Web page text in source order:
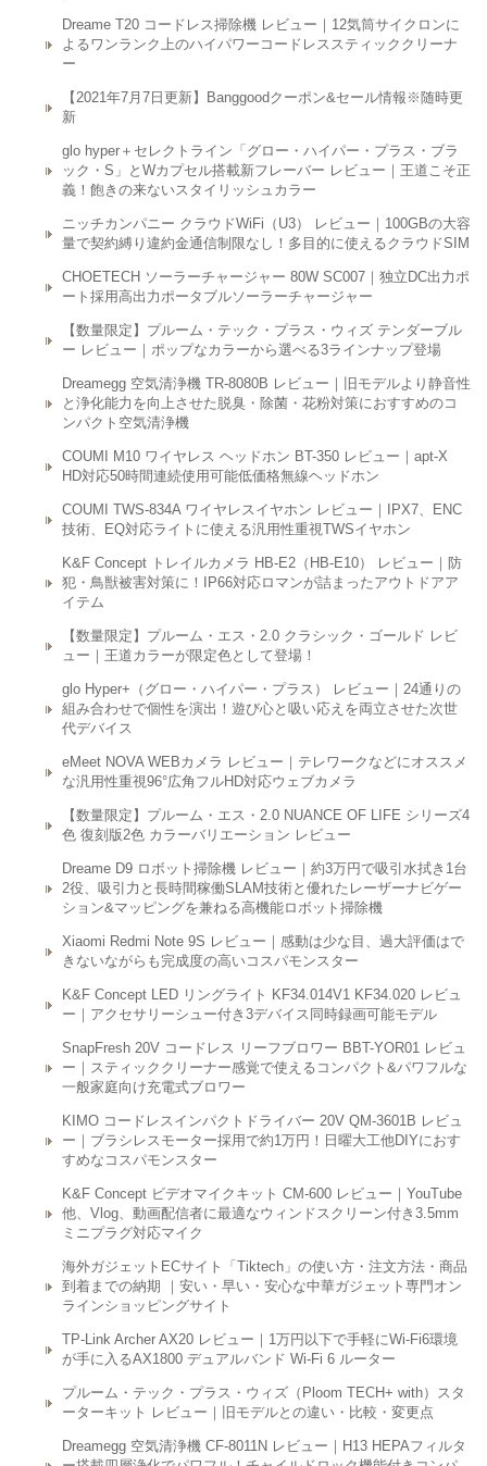
Dreame T20 コードレス掃除機 レビュー｜12気筒サイクロンに
よるワンランク上のハイパワーコードレススティッククリーナ
ー
【2021年7月7日更新】Banggoodクーポン&セール情報※随時更
新
glo hyper＋セレクトライン「グロー・ハイパー・プラス・ブラ
ック・S」とWカプセル搭載新フレーバー レビュー｜王道こそ正
義！飽きの来ないスタイリッシュカラー
ニッチカンパニー クラウドWiFi（U3） レビュー｜100GBの大容
量で契約縛り違約金通信制限なし！多目的に使えるクラウドSIM
CHOETECH ソーラーチャージャー 80W SC007｜独立DC出力ポ
ート採用高出力ポータブルソーラーチャージャー
【数量限定】プルーム・テック・プラス・ウィズ テンダーブル
ー レビュー｜ポップなカラーから選べる3ラインナップ登場
Dreamegg 空気清浄機 TR-8080B レビュー｜旧モデルより静音性
と浄化能力を向上させた脱臭・除菌・花粉対策におすすめのコ
ンパクト空気清浄機
COUMI M10 ワイヤレス ヘッドホン BT-350 レビュー｜apt-X
HD対応50時間連続使用可能低価格無線ヘッドホン
COUMI TWS-834A ワイヤレスイヤホン レビュー｜IPX7、ENC
技術、EQ対応ライトに使える汎用性重視TWSイヤホン
K&F Concept トレイルカメラ HB-E2（HB-E10） レビュー｜防
犯・鳥獣被害対策に！IP66対応ロマンが詰まったアウトドアア
イテム
【数量限定】プルーム・エス・2.0 クラシック・ゴールド レビ
ュー｜王道カラーが限定色として登場！
glo Hyper+（グロー・ハイパー・プラス） レビュー｜24通りの
組み合わせで個性を演出！遊び心と吸い応えを両立させた次世
代デバイス
eMeet NOVA WEBカメラ レビュー｜テレワークなどにオススメ
な汎用性重視96°広角フルHD対応ウェブカメラ
【数量限定】プルーム・エス・2.0 NUANCE OF LIFE シリーズ4
色 復刻版2色 カラーバリエーション レビュー
Dreame D9 ロボット掃除機 レビュー｜約3万円で吸引水拭き1台
2役、吸引力と長時間稼働SLAM技術と優れたレーザーナビゲー
ション&マッピングを兼ねる高機能ロボット掃除機
Xiaomi Redmi Note 9S レビュー｜感動は少な目、過大評価はで
きないながらも完成度の高いコスパモンスター
K&F Concept LED リングライト KF34.014V1 KF34.020 レビュ
ー｜アクセサリーシュー付き3デバイス同時録画可能モデル
SnapFresh 20V コードレス リーフブロワー BBT-YOR01 レビュ
ー｜スティッククリーナー感覚で使えるコンパクト&パワフルな
一般家庭向け充電式ブロワー
KIMO コードレスインパクトドライバー 20V QM-3601B レビュ
ー｜ブラシレスモーター採用で約1万円！日曜大工他DIYにおす
すめなコスパモンスター
K&F Concept ビデオマイクキット CM-600 レビュー｜YouTube
他、Vlog、動画配信者に最適なウィンドスクリーン付き3.5mm
ミニプラグ対応マイク
海外ガジェットECサイト「Tiktech」の使い方・注文方法・商品
到着までの納期 ｜安い・早い・安心な中華ガジェット専門オン
ラインショッピングサイト
TP-Link Archer AX20 レビュー｜1万円以下で手軽にWi-Fi6環境
が手に入るAX1800 デュアルバンド Wi-Fi 6 ルーター
プルーム・テック・プラス・ウィズ（Ploom TECH+ with）スタ
ーターキット レビュー｜旧モデルとの違い・比較・変更点
Dreamegg 空気清浄機 CF-8011N レビュー｜H13 HEPAフィルタ